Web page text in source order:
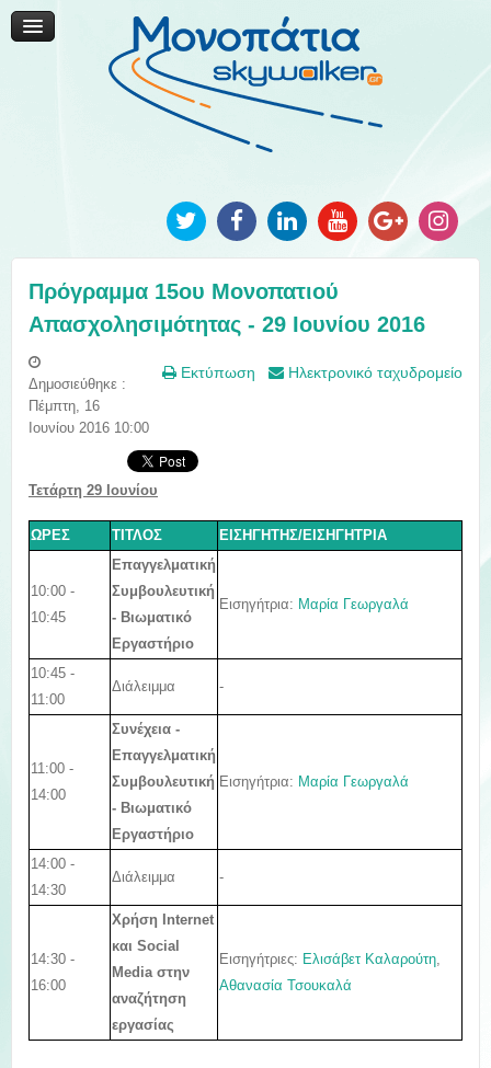
Μονοπάτια Καινοτομίας
Μονοπάτια Τοπικής Ανάπτυξης
Ανακοινώσεις
Φωτογραφίες
Πρόγραμμα 15ου Μονοπατιού
Απασχολησιμότητας - 29 Ιουνίου 2016
Εκτύπωση Ηλεκτρονικό ταχυδρομείο
Δημοσιεύθηκε :
Πέμπτη, 16
Ιουνίου 2016 10:00
Τετάρτη 29 Ιουνίου
ΩΡΕΣ ΤΙΤΛΟΣ ΕΙΣΗΓΗΤΗΣ/ΕΙΣΗΓΗΤΡΙΑ
10:00 -
10:45
Επαγγελματική
Συμβουλευτική
- Βιωματικό
Εργαστήριο
Εισηγήτρια: Μαρία Γεωργαλά
10:45 -
11:00
Διάλειμμα -
11:00 -
14:00
Συνέχεια -
Επαγγελματική
Συμβουλευτική
- Βιωματικό
Εργαστήριο
Εισηγήτρια: Μαρία Γεωργαλά
14:00 -
14:30
Διάλειμμα -
14:30 -
16:00
Χρήση Internet
και Social
Media στην
αναζήτηση
εργασίας
Εισηγήτριες: Ελισάβετ Καλαρούτη,
Αθανασία Τσουκαλά